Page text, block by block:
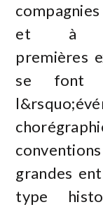
et à
premières
se font
grandes
type